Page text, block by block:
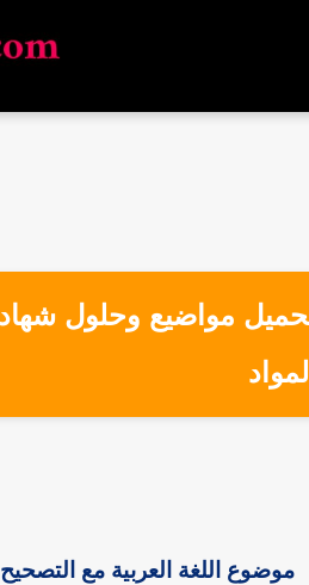
المواد
موضوع اللغة العربية مع التصحيح